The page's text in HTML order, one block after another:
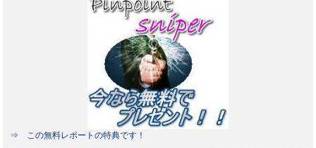
⇒ この無料レポートの特典です！